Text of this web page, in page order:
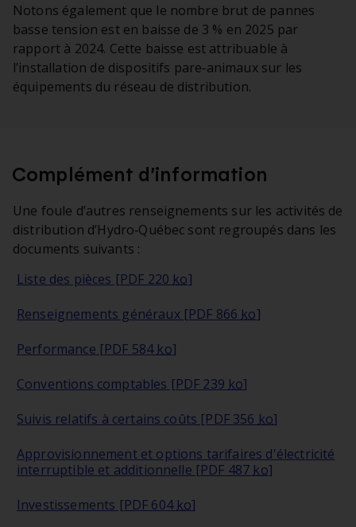
Notons également que le nombre brut de pannes
basse tension est en baisse de 3 % en 2025 par
rapport à 2024. Cette baisse est attribuable à
l’installation de dispositifs pare‑animaux sur les
équipements du réseau de distribution.
Complément d’information
Une foule d’autres renseignements sur les activités de
distribution d’Hydro‑Québec sont regroupés dans les
documents suivants :
Liste des pièces [PDF 220 kokilo-octet
]
Renseignements généraux [PDF 866 kokilo-octet
]
Performance [PDF 584 kokilo-octet
]
Conventions comptables [PDF 239 kokilo-octet
]
Suivis relatifs à certains coûts [PDF 356 kokilo-octet
]
Approvisionnement et options tarifaires d'électricité
interruptible et additionnelle [PDF 487 kokilo-octet
]
Investissements [PDF 604 kokilo-octet
]